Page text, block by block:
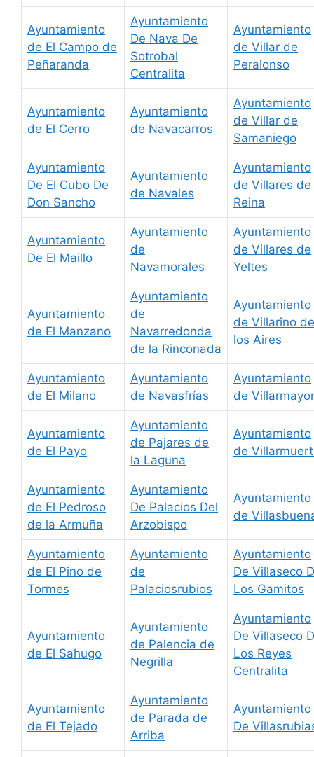
Ayuntamiento
de El Campo de
Peñaranda
Ayuntamiento
De Nava De
Sotrobal
Centralita
Ayuntamiento
de Villar de
Peralonso
Ayuntamiento
de El Cerro
Ayuntamiento
de Navacarros
Ayuntamiento
de Villar de
Samaniego
Ayuntamiento
De El Cubo De
Don Sancho
Ayuntamiento
de Navales
Ayuntamiento
de Villares de
Reina
Ayuntamiento
De El Maillo
Ayuntamiento
de
Navamorales
Ayuntamiento
de Villares de
Yeltes
Ayuntamiento
de El Manzano
Ayuntamiento
de
Navarredonda
de la Rinconada
Ayuntamiento
de Villarino de
los Aires
Ayuntamiento
de El Milano
Ayuntamiento
de Navasfrías
Ayuntamiento
de Villarmayor
Ayuntamiento
de El Payo
Ayuntamiento
de Pajares de
la Laguna
Ayuntamiento
de
Ayuntamiento
de El Pedroso
de la Armuña
Ayuntamiento
De Palacios Del
Arzobispo
Ayuntamiento
de
Ayuntamiento
de El Pino de
Tormes
Ayuntamiento
de
Palaciosrubios
Ayuntamiento
De Villaseco
Los Gamitos
Ayuntamiento
de El Sahugo
Ayuntamiento
de Palencia de
Negrilla
Ayuntamiento
De Villaseco
Los Reyes
Centralita
Ayuntamiento
de El Tejado
Ayuntamiento
de Parada de
Arriba
Ayuntamiento
De